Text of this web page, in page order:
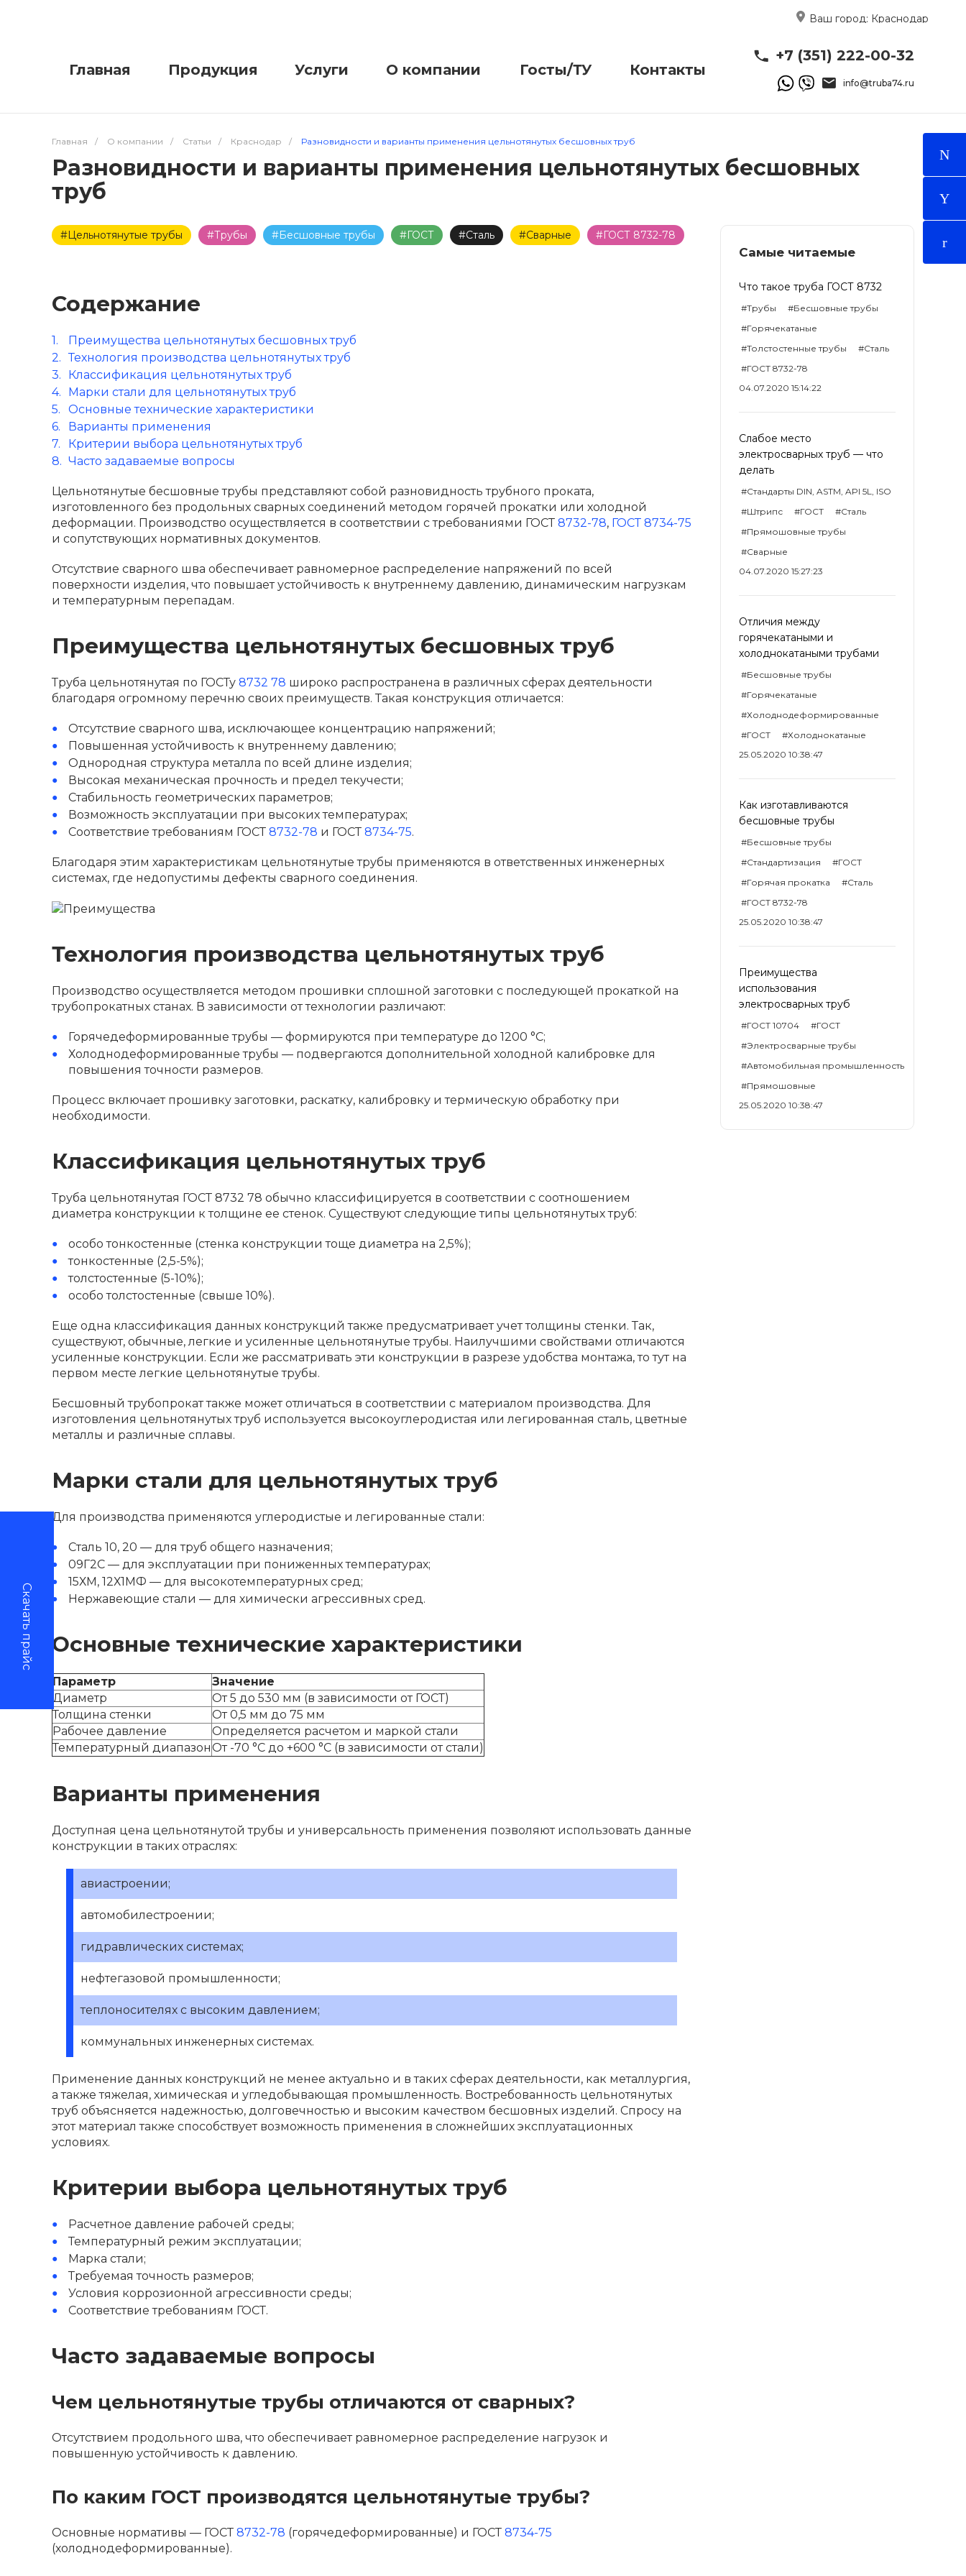
Ваш город: Краснодар
Скачать прайс
Главная Продукция Услуги О компании Госты/ТУ Контакты
+7 (351) 222-00-32
info@truba74.ru
Главная / О компании / Статьи / Краснодар / Разновидности и варианты применения цельнотянутых бесшовных труб
Разновидности и варианты применения цельнотянутых бесшовных
труб
Самые читаемые
Что такое труба ГОСТ 8732
#Трубы
#Бесшовные трубы
#Горячекатаные
#Толстостенные трубы
#Сталь
#ГОСТ 8732-78
04.07.2020 15:14:22
Слабое место
электросварных труб — что
делать
#Стандарты DIN, ASTM, API 5L, ISO
#Штрипс
#ГОСТ
#Сталь
#Прямошовные трубы
#Сварные
04.07.2020 15:27:23
Отличия между
горячекатаными и
холоднокатаными трубами
#Бесшовные трубы
#Горячекатаные
#Холоднодеформированные
#ГОСТ
#Холоднокатаные
25.05.2020 10:38:47
Как изготавливаются
бесшовные трубы
#Бесшовные трубы
#Стандартизация
#ГОСТ
#Горячая прокатка
#Сталь
#ГОСТ 8732-78
25.05.2020 10:38:47
Преимущества
использования
электросварных труб
#ГОСТ 10704
#ГОСТ
#Электросварные трубы
#Автомобильная промышленность
#Прямошовные
25.05.2020 10:38:47
#Цельнотянутые трубы #Трубы #Бесшовные трубы #ГОСТ #Сталь #Сварные #ГОСТ 8732-78
Содержание
Преимущества цельнотянутых бесшовных труб
Технология производства цельнотянутых труб
Классификация цельнотянутых труб
Марки стали для цельнотянутых труб
Основные технические характеристики
Варианты применения
Критерии выбора цельнотянутых труб
Часто задаваемые вопросы
Цельнотянутые бесшовные трубы представляют собой разновидность трубного проката,
изготовленного без продольных сварных соединений методом горячей прокатки или холодной
деформации. Производство осуществляется в соответствии с требованиями ГОСТ 8732-78, ГОСТ 8734-75
и сопутствующих нормативных документов.
Отсутствие сварного шва обеспечивает равномерное распределение напряжений по всей
поверхности изделия, что повышает устойчивость к внутреннему давлению, динамическим нагрузкам
и температурным перепадам.
Преимущества цельнотянутых бесшовных труб
Труба цельнотянутая по ГОСТу 8732 78 широко распространена в различных сферах деятельности
благодаря огромному перечню своих преимуществ. Такая конструкция отличается:
Отсутствие сварного шва, исключающее концентрацию напряжений;
Повышенная устойчивость к внутреннему давлению;
Однородная структура металла по всей длине изделия;
Высокая механическая прочность и предел текучести;
Стабильность геометрических параметров;
Возможность эксплуатации при высоких температурах;
Соответствие требованиям ГОСТ8732-78 и ГОСТ 8734-75.
Благодаря этим характеристикам цельнотянутые трубы применяются в ответственных инженерных
системах, где недопустимы дефекты сварного соединения.
Технология производства цельнотянутых труб
Производство осуществляется методом прошивки сплошной заготовки с последующей прокаткой на
трубопрокатных станах. В зависимости от технологии различают:
Горячедеформированные трубы — формируются при температуре до 1200 °С;
Холоднодеформированные трубы — подвергаются дополнительной холодной калибровке для
повышения точности размеров.
Процесс включает прошивку заготовки, раскатку, калибровку и термическую обработку при
необходимости.
Классификация цельнотянутых труб
Труба цельнотянутая ГОСТ 8732 78 обычно классифицируется в соответствии с соотношением
диаметра конструкции к толщине ее стенок. Существуют следующие типы цельнотянутых труб:
особо тонкостенные (стенка конструкции тоще диаметра на 2,5%);
тонкостенные (2,5-5%);
толстостенные (5-10%);
особо толстостенные (свыше 10%).
Еще одна классификация данных конструкций также предусматривает учет толщины стенки. Так,
существуют, обычные, легкие и усиленные цельнотянутые трубы. Наилучшими свойствами отличаются
усиленные конструкции. Если же рассматривать эти конструкции в разрезе удобства монтажа, то тут на
первом месте легкие цельнотянутые трубы.
Бесшовный трубопрокат также может отличаться в соответствии с материалом производства. Для
изготовления цельнотянутых труб используется высокоуглеродистая или легированная сталь, цветные
металлы и различные сплавы.
Марки стали для цельнотянутых труб
Для производства применяются углеродистые и легированные стали:
Сталь 10, 20 — для труб общего назначения;
09Г2С — для эксплуатации при пониженных температурах;
15ХМ, 12Х1МФ — для высокотемпературных сред;
Нержавеющие стали — для химически агрессивных сред.
Основные технические характеристики
Параметр
Значение
Диаметр
От 5 до 530 мм (в зависимости от ГОСТ)
Толщина стенки
От 0,5 мм до 75 мм
Рабочее давление
Определяется расчетом и маркой стали
Температурный диапазонОт -70 °С до +600 °С (в зависимости от стали)
Варианты применения
Доступная цена цельнотянутой трубы и универсальность применения позволяют использовать данные
конструкции в таких отраслях:
авиастроении;
автомобилестроении;
гидравлических системах;
нефтегазовой промышленности;
теплоносителях с высоким давлением;
коммунальных инженерных системах.
Применение данных конструкций не менее актуально и в таких сферах деятельности, как металлургия,
а также тяжелая, химическая и угледобывающая промышленность. Востребованность цельнотянутых
труб объясняется надежностью, долговечностью и высоким качеством бесшовных изделий. Спросу на
этот материал также способствует возможность применения в сложнейших эксплуатационных
условиях.
Критерии выбора цельнотянутых труб
Расчетное давление рабочей среды;
Температурный режим эксплуатации;
Марка стали;
Требуемая точность размеров;
Условия коррозионной агрессивности среды;
Соответствие требованиям ГОСТ.
Часто задаваемые вопросы
Чем цельнотянутые трубы отличаются от сварных?
Отсутствием продольного шва, что обеспечивает равномерное распределение нагрузок и
повышенную устойчивость к давлению.
По каким ГОСТ производятся цельнотянутые трубы?
Основные нормативы — ГОСТ 8732-78 (горячедеформированные) и ГОСТ 8734-75
(холоднодеформированные).